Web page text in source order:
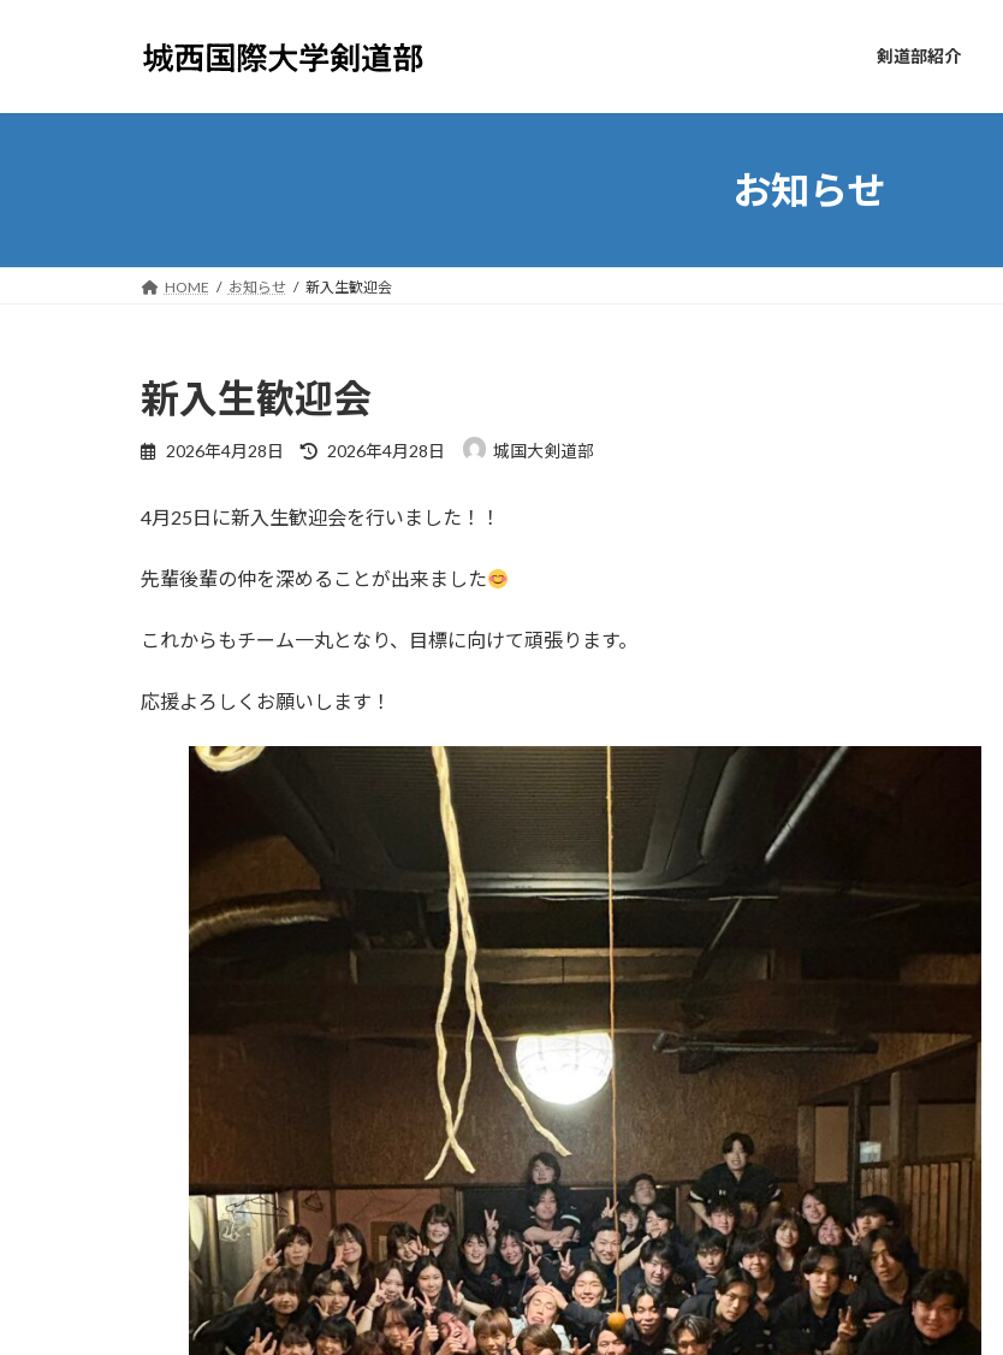
プ
動
剣道部紹介
お知らせ
HOME お知らせ 新入生歓迎会
新入生歓迎会
2026年4月28日
最
新
時
:
2026年4月28日 城国大剣道部
4月25日に新入生歓迎会を行いました！！
先輩後輩の仲を深めることが出来ました
これからもチーム一丸となり、目標に向けて頑張ります。
応援よろしくお願いします！